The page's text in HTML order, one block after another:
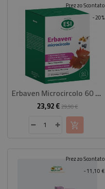
ALIMENTAZIONE
INTEGRATORI
CASA
CONTATTACI
-20%
Prezzo Scontato
Erbaven Microcircolo 60 Compresse
23,92 €Prezzo
base
29,90 €Prezzo
-11,10 €
Prezzo Scontato